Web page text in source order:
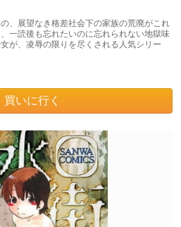
、展望なき格差社会下の家族の荒廃がこれ
一読後も忘れたいのに忘れられない地獄味
が、凌辱の限りを尽くされる人気シリー
買いに行く